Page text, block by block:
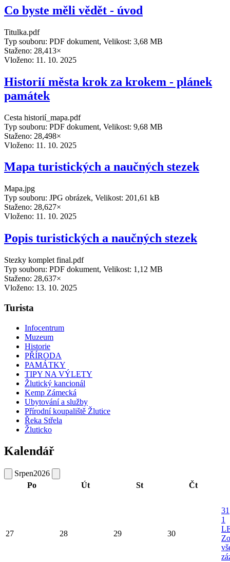
Co byste měli vědět - úvod
Titulka.pdf
Typ souboru: PDF dokument, Velikost: 3,68 MB
Staženo: 28,413×
Vloženo: 11. 10. 2025
Historií města krok za krokem - plánek
památek
Cesta historií_mapa.pdf
Typ souboru: PDF dokument, Velikost: 9,68 MB
Staženo: 28,498×
Vloženo: 11. 10. 2025
Mapa turistických a naučných stezek
Mapa.jpg
Typ souboru: JPG obrázek, Velikost: 201,61 kB
Staženo: 28,627×
Vloženo: 11. 10. 2025
Popis turistických a naučných stezek
Stezky komplet final.pdf
Typ souboru: PDF dokument, Velikost: 1,12 MB
Staženo: 28,637×
Vloženo: 13. 10. 2025
Turista
Infocentrum
Muzeum
Historie
PŘÍRODA
PAMÁTKY
TIPY NA VÝLETY
Žlutický kancionál
Kemp Zámecká
Ubytování a služby
Přírodní koupaliště Žlutice
Řeka Střela
Žluticko
Kalendář
Srpen2026
Po
Út St Čt
27 28 29 30
31
1